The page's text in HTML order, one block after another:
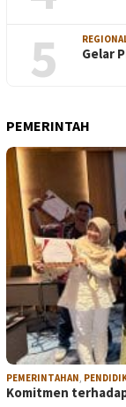
5
Gelar
PEMERINTAH
PEMERINTAHAN
Komitmen